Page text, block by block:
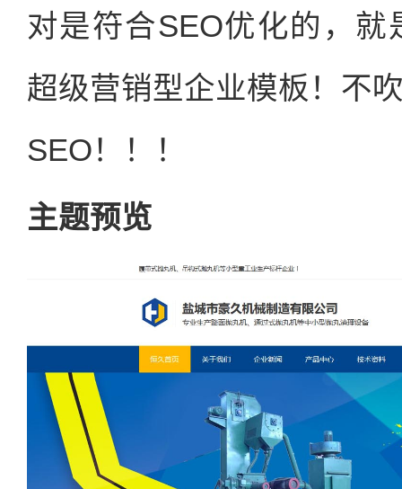
对是符合SEO优化的，
超级营销型企业模板！不
SEO！！！
主题预览